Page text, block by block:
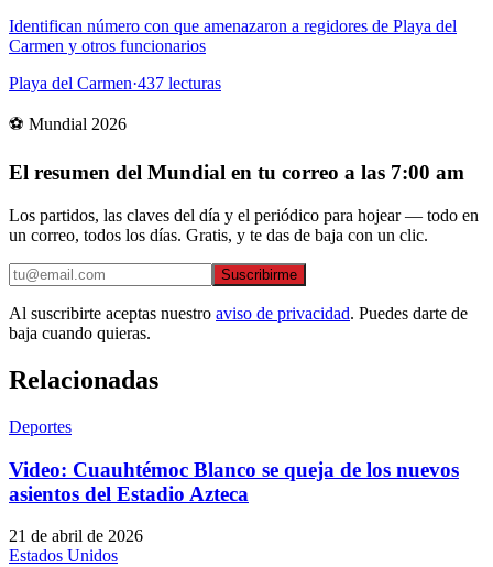
Identifican número con que amenazaron a regidores de Playa del
Carmen y otros funcionarios
Playa del Carmen·437 lecturas
⚽ Mundial 2026
El resumen del Mundial en tu correo a las 7:00 am
Los partidos, las claves del día y el periódico para hojear — todo en
un correo, todos los días. Gratis, y te das de baja con un clic.
Suscribirme
Al suscribirte aceptas nuestro aviso de privacidad. Puedes darte de
baja cuando quieras.
Relacionadas
Deportes
Video: Cuauhtémoc Blanco se queja de los nuevos
asientos del Estadio Azteca
21 de abril de 2026
Estados Unidos